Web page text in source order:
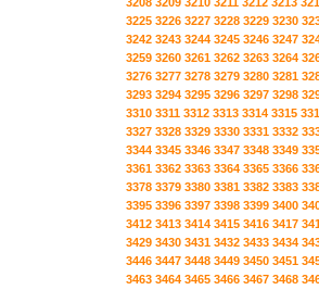
3225 3226 3227 3228 3229 3230
3242 3243 3244 3245 3246 3247
3259 3260 3261 3262 3263 3264
3276 3277 3278 3279 3280 3281
3293 3294 3295 3296 3297 3298
3310 3311 3312 3313 3314 3315
3327 3328 3329 3330 3331 3332
3344 3345 3346 3347 3348 3349
3361 3362 3363 3364 3365 3366
3378 3379 3380 3381 3382 3383
3395 3396 3397 3398 3399 3400
3412 3413 3414 3415 3416 3417
3429 3430 3431 3432 3433 3434
3446 3447 3448 3449 3450 3451
3463 3464 3465 3466 3467 3468